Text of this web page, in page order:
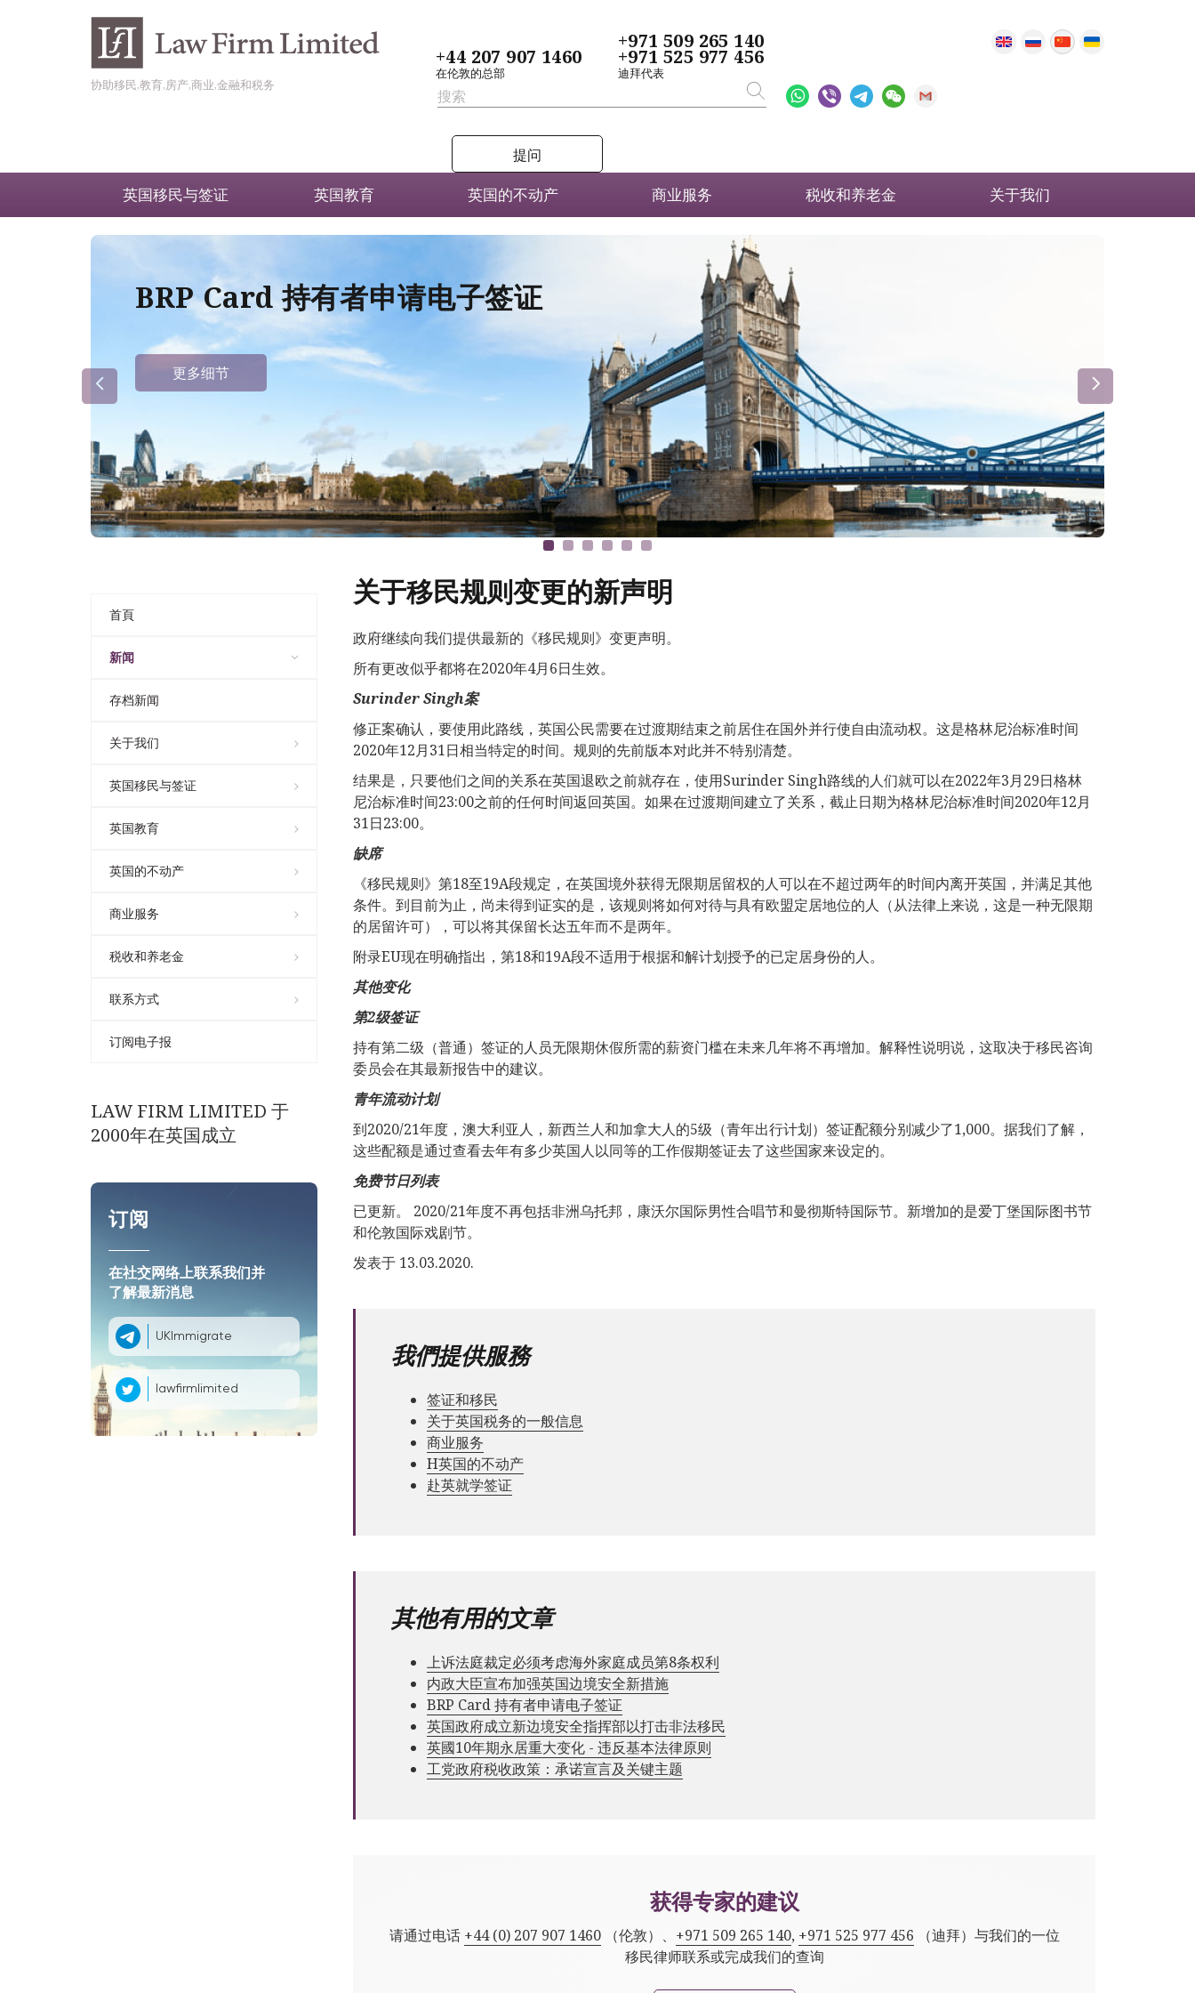
协助移民,教育,房产,商业,金融和税务
+44 207 907 1460
在伦敦的总部
+971 509 265 140
+971 525 977 456
迪拜代表
提问
英国移民与签证 英国教育 英国的不动产 商业服务 税收和养老金 关于我们
BRP Card 持有者申请电子签证
更多细节
首頁
新闻
存档新闻
关于我们
英国移民与签证
英国教育
英国的不动产
商业服务
税收和养老金
联系方式
订阅电子报
LAW FIRM LIMITED 于
2000年在英国成立
订阅
在社交网络上联系我们并
了解最新消息
UKImmigrate
lawfirmlimited
关于移民规则变更的新声明
政府继续向我们提供最新的《移民规则》变更声明。
所有更改似乎都将在2020年4月6日生效。
Surinder Singh案
修正案确认，要使用此路线，英国公民需要在过渡期结束之前居住在国外并行使自由流动权。这是格林尼治标准时间
2020年12月31日相当特定的时间。规则的先前版本对此并不特别清楚。
结果是，只要他们之间的关系在英国退欧之前就存在，使用Surinder Singh路线的人们就可以在2022年3月29日格林
尼治标准时间23:00之前的任何时间返回英国。如果在过渡期间建立了关系，截止日期为格林尼治标准时间2020年12月
31日23:00。
缺席
《移民规则》第18至19A段规定，在英国境外获得无限期居留权的人可以在不超过两年的时间内离开英国，并满足其他
条件。到目前为止，尚未得到证实的是，该规则将如何对待与具有欧盟定居地位的人（从法律上来说，这是一种无限期
的居留许可），可以将其保留长达五年而不是两年。
附录EU现在明确指出，第18和19A段不适用于根据和解计划授予的已定居身份的人。
其他变化
第2级签证
持有第二级（普通）签证的人员无限期休假所需的薪资门槛在未来几年将不再增加。解释性说明说，这取决于移民咨询
委员会在其最新报告中的建议。
青年流动计划
到2020/21年度，澳大利亚人，新西兰人和加拿大人的5级（青年出行计划）签证配额分别减少了1,000。据我们了解，
这些配额是通过查看去年有多少英国人以同等的工作假期签证去了这些国家来设定的。
免费节日列表
已更新。 2020/21年度不再包括非洲乌托邦，康沃尔国际男性合唱节和曼彻斯特国际节。新增加的是爱丁堡国际图书节
和伦敦国际戏剧节。
发表于 13.03.2020.
我們提供服務
签证和移民
关于英国税务的一般信息
商业服务
Н英国的不动产
赴英就学签证
其他有用的文章
上诉法庭裁定必须考虑海外家庭成员第8条权利
内政大臣宣布加强英国边境安全新措施
BRP Card 持有者申请电子签证
英国政府成立新边境安全指挥部以打击非法移民
英國10年期永居重大变化 - 违反基本法律原则
工党政府税收政策：承诺宣言及关键主题
获得专家的建议
请通过电话 +44 (0) 207 907 1460（伦敦）、 +971 509 265 140, +971 525 977 456 （迪拜）与我们的一位
移民律师联系或完成我们的查询